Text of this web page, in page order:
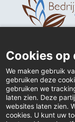
Home
Contact
Actueel
Inloggen
Cookies op
We maken gebruik
gebruiken deze
gebruiken we
laten zien. Deze
websites laten zien.
cookies. U kunt uw